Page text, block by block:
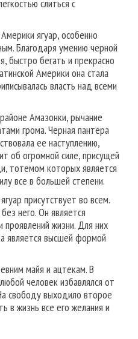
слиться с
ягуар, особенно
Благодаря умению черной
быстро бегать и прекрасно
Америки она стала
власть над всеми
Амазонки, рычание
грома. Черная пантера
ее наступлению,
об огромной силе, присущей
тотемом которых является
все в большей степени.
присутствует во всем.
него. Он является
жизни. Для них
является высшей формой
майя и ацтекам. В
человек избавлялся от
свободу выходило второе
в жизнь все его желания и